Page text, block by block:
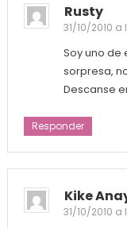
Rusty
31/10/2010 a
Soy uno de
sorpresa,
Descanse
Responder
Kike
31/10/2010 a